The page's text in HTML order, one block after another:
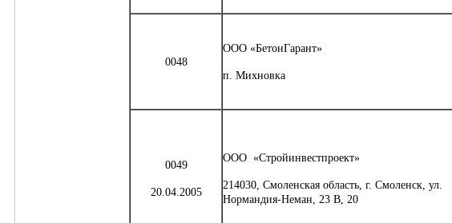
0048
ООО «БетонГарант»
п. Михновка
0049
20.04.2005
ООО «Стройинвестпроект»
214030, Смоленская область, г. Смоленск, ул.
Нормандия-Неман, 23 В, 20